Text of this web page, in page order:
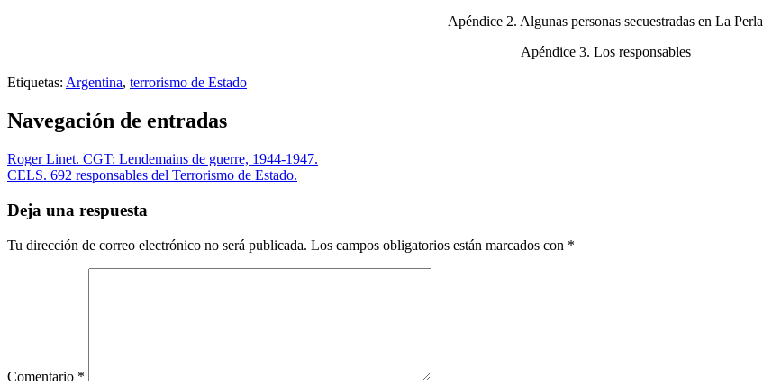
Apéndice 2. Algunas personas secuestradas en La Perla
Apéndice 3. Los responsables
Etiquetas: Argentina, terrorismo de Estado
Navegación de entradas
Roger Linet. CGT: Lendemains de guerre, 1944-1947.
CELS. 692 responsables del Terrorismo de Estado.
Deja una respuesta
Tu dirección de correo electrónico no será publicada. Los campos obligatorios están marcados con *
Comentario *